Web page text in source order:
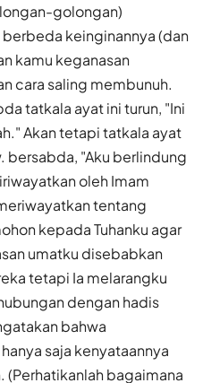
golongan)
keinginannya (dan
kamu keganasan
cara saling membunuh.
tatkala ayat ini turun, "Ini
Akan tetapi tatkala ayat
bersabda, "Aku berlindung
oleh Imam
tentang
kepada Tuhanku agar
umatku disebabkan
tetapi Ia melarangku
dengan hadis
bahwa
saja kenyataannya
bagaimana